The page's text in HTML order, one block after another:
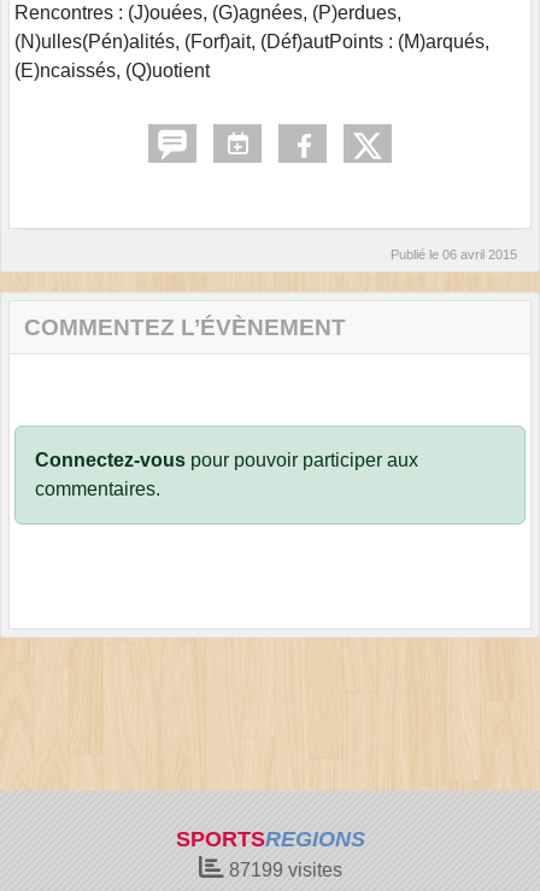
Rencontres : (J)ouées, (G)agnées, (P)erdues,
(N)ulles(Pén)alités, (Forf)ait, (Déf)autPoints : (M)arqués,
(E)ncaissés, (Q)uotient
Publié le 06 avril 2015
COMMENTEZ L’ÉVÈNEMENT
Connectez-vous pour pouvoir participer aux
commentaires.
SPORTSREGIONS
87199 visites